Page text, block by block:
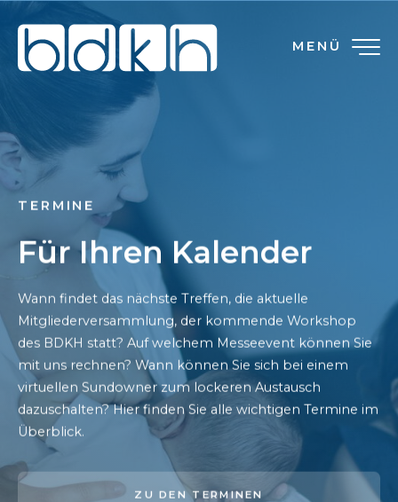
MENÜ
TERMINE
Für Ihren Kalender
Wann findet das nächste Treffen, die aktuelle
Mitgliederversammlung, der kommende Workshop
des BDKH statt? Auf welchem Messeevent können Sie
mit uns rechnen? Wann können Sie sich bei einem
virtuellen Sundowner zum lockeren Austausch
dazuschalten? Hier finden Sie alle wichtigen Termine im
Überblick.
ZU DEN TERMINEN